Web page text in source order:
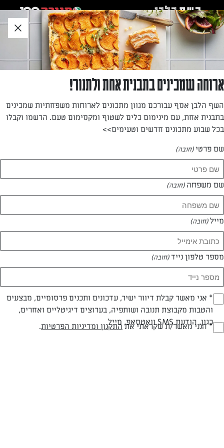
לאזור
תוכן
תחתון
הילה גול
—
המתכונים של הילה גול
0 מתכונים
המאמרים של הילה גול
0 מאמרים
ארוחה שמכינים בתבנית אחת ולתנור!
השף הלבן אסף עבורכם מגוון מתכונים לארוחות משפחתיות שמכינים
בתבנית אחת, עם מינימום כלים לשטוף ומקסימום טעם. הרשמו וקבלו
בכל שבוע מתכונים חדשים וטעימים>>
שם פרטי(חובה)
שם משפחה (חובה)
מייל(חובה)
מספר טלפון נייד(חובה)
(חובה)* אני מאשר קבלת דיוור ישיר, עדכונים ותכנים פרסומיים, מבצעים
והטבות מקבוצת תנובה ושותפיה, בערוצים דיגיטליים ואחרים,
כגון, הודעת SMS וואטסאפ, מייל(חובה)* הנני מאשר/ת שקראתי את התקנון ומדיניות הפרטיות.